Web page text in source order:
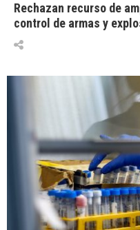
Rechazan recurso de
control de armas y